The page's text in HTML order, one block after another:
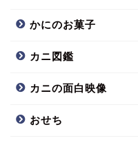
かにのお菓子
カニ図鑑
カニの面白映像
おせち